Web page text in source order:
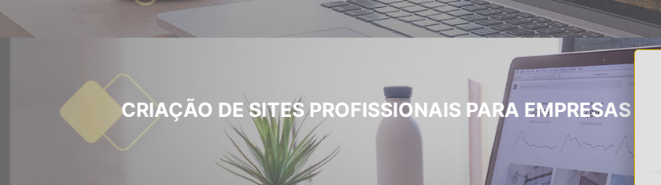
CRIAÇÃO DE SITES PROFISSIONAIS PARA EMPRESAS